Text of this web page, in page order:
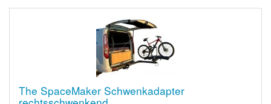
The SpaceMaker Schwenkadapter